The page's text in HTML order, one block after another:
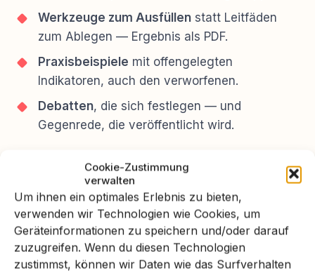
Cookie-Zustimmung
verwalten
Um ihnen ein optimales Erlebnis zu bieten,
verwenden wir Technologien wie Cookies, um
Geräteinformationen zu speichern und/oder darauf
zuzugreifen. Wenn du diesen Technologien
zustimmst, können wir Daten wie das Surfverhalten
Werkzeuge zum Ausfüllenstatt Leitfäden
zum Ablegen — Ergebnis als PDF.
Praxisbeispiele mit offengelegten
Indikatoren, auch den verworfenen.
Debatten, die sich festlegen — und
Gegenrede, die veröffentlicht wird.
offener Lizenz weiterverwendbar.
Eröffnung am 1. September 2026
Bis dahin: Fragen sind willkommen.